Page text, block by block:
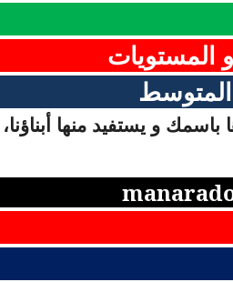
المستويات
المتوسط
و يستفيد منها